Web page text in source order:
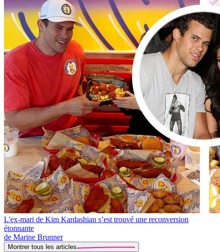
L'ex-mari de Kim Kardashian s’est trouvé une reconversion
étonnante
de Marine Brunner
Montrer tous les articles